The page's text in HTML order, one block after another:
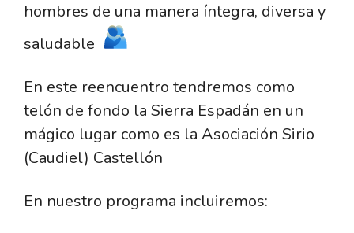
hombres de una manera íntegra, diversa y
saludable
En este reencuentro tendremos como
telón de fondo la Sierra Espadán en un
mágico lugar como es la Asociación Sirio
(Caudiel) Castellón
En nuestro programa incluiremos: